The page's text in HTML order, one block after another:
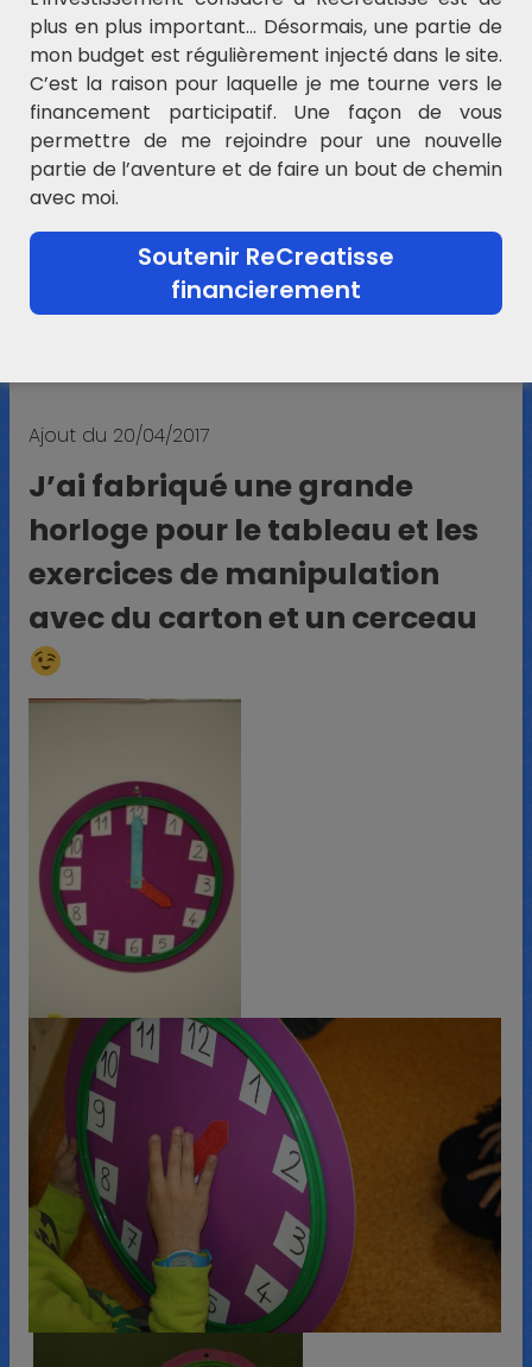
DIAPORAMA MES HEURES
FRUITEES
L’image de la pendule FRUITS vient de chez
Ajout du 20/04/2017
J’ai fabriqué une grande
horloge pour le tableau et les
exercices de manipulation
avec du carton et un cerceau
plus en plus important… Désormais, une partie de
mon budget est régulièrement injecté dans le site.
C’est la raison pour laquelle je me tourne vers le
financement participatif. Une façon de vous
permettre de me rejoindre pour une nouvelle
partie de l’aventure et de faire un bout de chemin
avec moi.
Soutenir ReCreatisse
financierement